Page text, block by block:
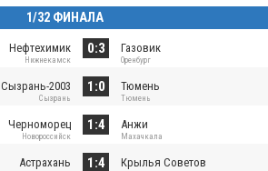
1/32 ФИНАЛА
Нефтехимик
Нижнекамск
0:3 Газовик
Оренбург
Сызрань-2003
Сызрань
1:0 Тюмень
Тюмень
Черноморец
Новороссийск
1:4 Анжи
Махачкала
Астрахань 1:4 Крылья Советов